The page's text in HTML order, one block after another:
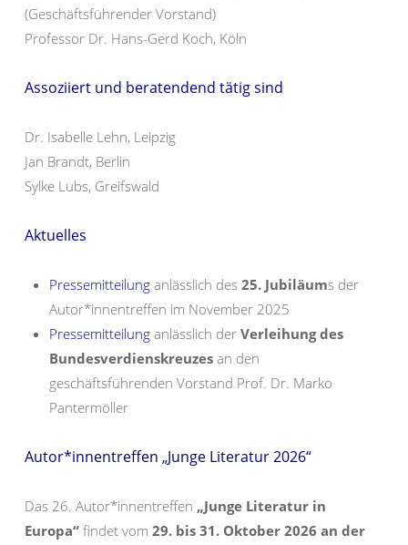
(Geschäftsführender Vorstand)
Professor Dr. Hans-Gerd Koch, Köln
Assoziiert und beratendend tätig sind
Dr. Isabelle Lehn, Leipzig
Jan Brandt, Berlin
Sylke Lubs, Greifswald
Aktuelles
Pressemitteilung anlässlich des 25. Jubiläums der
Autor*innentreffen im November 2025
Pressemitteilung anlässlich der Verleihung des
Bundesverdienskreuzes an den
geschäftsführenden Vorstand Prof. Dr. Marko
Pantermöller
Autor*innentreffen „Junge Literatur 2026“
Das 26. Autor*innentreffen „Junge Literatur in
Europa“ findet vom 29. bis 31. Oktober 2026 an der